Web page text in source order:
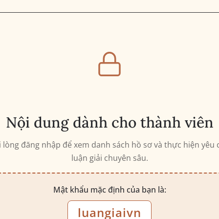
Nội dung dành cho thành viên
lòng đăng nhập để xem danh sách hồ sơ và thực hiện yêu
luận giải chuyên sâu.
Mật khẩu mặc định của bạn là:
luangiaivn